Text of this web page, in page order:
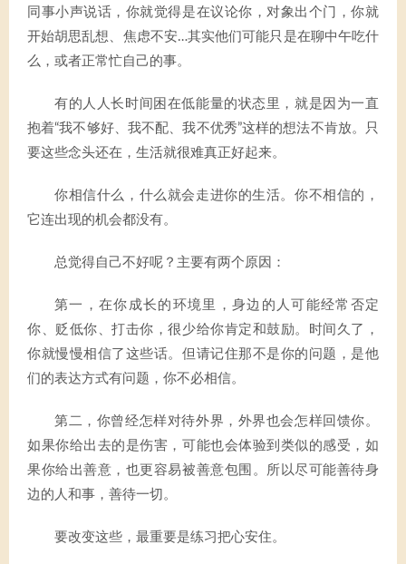
同事小声说话，你就觉得是在议论你，对象出个门，你就
开始胡思乱想、焦虑不安…其实他们可能只是在聊中午吃什
么，或者正常忙自己的事。
有的人人长时间困在低能量的状态里，就是因为一直
抱着“我不够好、我不配、我不优秀”这样的想法不肯放。只
要这些念头还在，生活就很难真正好起来。
你相信什么，什么就会走进你的生活。你不相信的，
它连出现的机会都没有。
总觉得自己不好呢？主要有两个原因：
第一，在你成长的环境里，身边的人可能经常否定
你、贬低你、打击你，很少给你肯定和鼓励。时间久了，
你就慢慢相信了这些话。但请记住那不是你的问题，是他
们的表达方式有问题，你不必相信。
第二，你曾经怎样对待外界，外界也会怎样回馈你。
如果你给出去的是伤害，可能也会体验到类似的感受，如
果你给出善意，也更容易被善意包围。所以尽可能善待身
边的人和事，善待一切。
要改变这些，最重要是练习把心安住。